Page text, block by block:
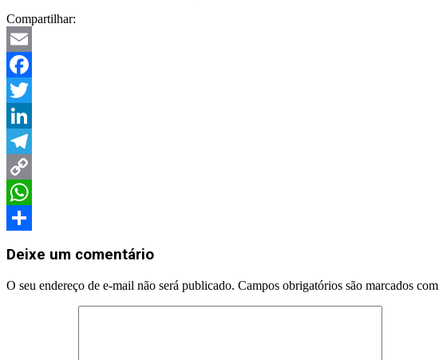
Compartilhar:
Email
Facebook
Twitter
LinkedIn
Telegram
Copy
Link
WhatsApp
Deixe um comentário
O seu endereço de e-mail não será publicado. Campos obrigatórios são marcados com